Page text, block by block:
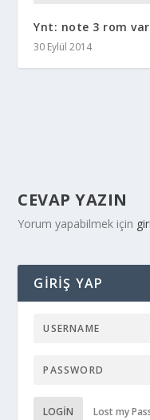
Ynt: note 3 rom
30 Eylül 2014
CEVAP YAZIN
Yorum yapabilmek için
GIRIŞ YAP
LOGIN Lost my